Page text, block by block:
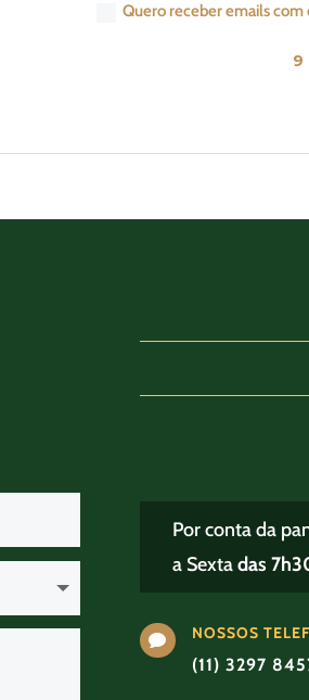
Quero receber emails
9
Por conta da
a Sextadas
 NOSSOS
(11) 3297